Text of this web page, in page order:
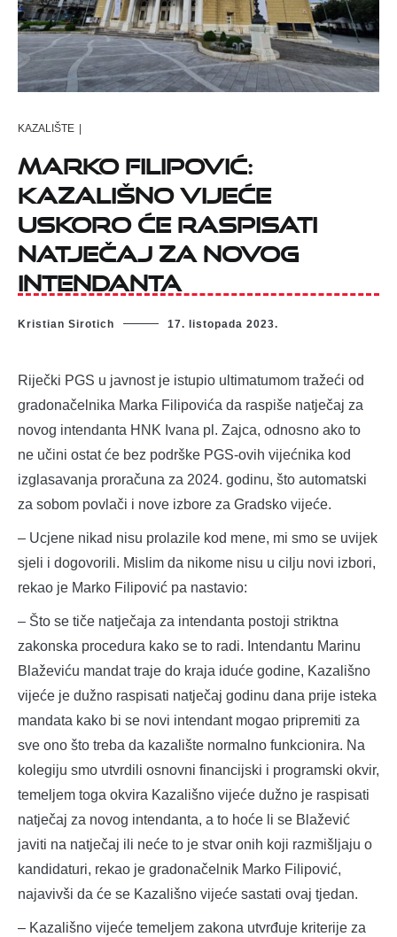
KAZALIŠTE |
Marko Filipović:
Kazališno vijeće
uskoro će raspisati
natječaj za novog
intendanta
Kristian Sirotich 17. listopada 2023.
Riječki PGS u javnost je istupio ultimatumom tražeći od
gradonačelnika Marka Filipovića da raspiše natječaj za
novog intendanta HNK Ivana pl. Zajca, odnosno ako to
ne učini ostat će bez podrške PGS-ovih vijećnika kod
izglasavanja proračuna za 2024. godinu, što automatski
za sobom povlači i nove izbore za Gradsko vijeće.
– Ucjene nikad nisu prolazile kod mene, mi smo se uvijek
sjeli i dogovorili. Mislim da nikome nisu u cilju novi izbori,
rekao je Marko Filipović pa nastavio:
– Što se tiče natječaja za intendanta postoji striktna
zakonska procedura kako se to radi. Intendantu Marinu
Blaževiću mandat traje do kraja iduće godine, Kazališno
vijeće je dužno raspisati natječaj godinu dana prije isteka
mandata kako bi se novi intendant mogao pripremiti za
sve ono što treba da kazalište normalno funkcionira. Na
kolegiju smo utvrdili osnovni financijski i programski okvir,
temeljem toga okvira Kazališno vijeće dužno je raspisati
natječaj za novog intendanta, a to hoće li se Blažević
javiti na natječaj ili neće to je stvar onih koji razmišljaju o
kandidaturi, rekao je gradonačelnik Marko Filipović,
najavivši da će se Kazališno vijeće sastati ovaj tjedan.
– Kazališno vijeće temeljem zakona utvrđuje kriterije za